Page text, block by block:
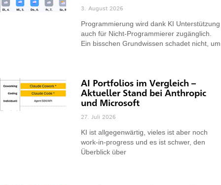
3. August 2026
Programmierung wird dank KI Unterstützung
auch für Nicht-Programmierer zugänglich.
Ein bisschen Grundwissen schadet nicht, um
AI Portfolios im Vergleich –
Aktueller Stand bei Anthropic
und Microsoft
27. Juli 2026
KI ist allgegenwärtig, vieles ist aber noch
work-in-progress und es ist schwer, den
Überblick über